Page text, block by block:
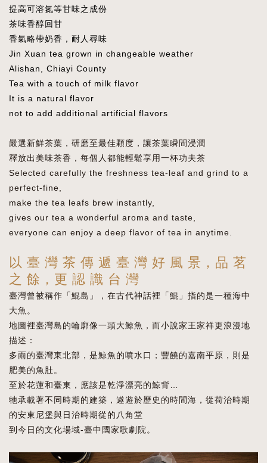
提高可溶氮等甘味之成份
茶味香醇回甘
香氣略帶奶香，耐人尋味
Jin Xuan tea grown in changeable weather
Alishan, Chiayi County
Tea with a touch of milk flavor
It is a natural flavor
not to add additional artificial flavors
嚴選新鮮茶葉，研磨至最佳顆度，讓茶葉瞬間浸潤
釋放出美味茶香，每個人都能輕鬆享用一杯功夫茶
Selected carefully the freshness tea-leaf and grind to a
perfect-fine,
make the tea leafs brew instantly,
gives our tea a wonderful aroma and taste,
everyone can enjoy a deep flavor of tea in anytime.
以 臺 灣 茶 傳 遞 臺 灣 好 風 景，品 茗
之 餘，更 認 識 台 灣
臺灣曾被稱作「鯤島」，在古代神話裡「鯤」指的是一種海中
大魚。
地圖裡臺灣島的輪廓像一頭大鯨魚，而小說家王家祥更浪漫地
描述：
多雨的臺灣東北部，是鯨魚的噴水口；豐饒的嘉南平原，則是
肥美的魚肚。
至於花蓮和臺東，應該是乾淨漂亮的鯨背…
牠承載著不同時期的建築，遨遊於歷史的時間海，從荷治時期
的安東尼堡與日治時期從的八角堂
到今日的文化場域-臺中國家歌劇院。